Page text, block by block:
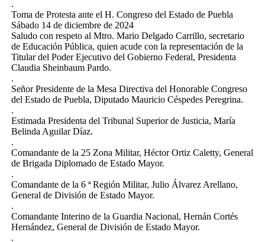
.
Toma de Protesta ante el H. Congreso del Estado de Puebla
Sábado 14 de diciembre de 2024
Saludo con respeto al Mtro. Mario Delgado Carrillo, secretario
de Educación Pública, quien acude con la representación de la
Titular del Poder Ejecutivo del Gobierno Federal, Presidenta
Claudia Sheinbaum Pardo.
.
Señor Presidente de la Mesa Directiva del Honorable Congreso
del Estado de Puebla, Diputado Mauricio Céspedes Peregrina.
.
Estimada Presidenta del Tribunal Superior de Justicia, María
Belinda Aguilar Díaz.
.
Comandante de la 25 Zona Militar, Héctor Ortiz Caletty, General
de Brigada Diplomado de Estado Mayor.
.
Comandante de la 6 ª Región Militar, Julio Álvarez Arellano,
General de División de Estado Mayor.
.
Comandante Interino de la Guardia Nacional, Hernán Cortés
Hernández, General de División de Estado Mayor.
.